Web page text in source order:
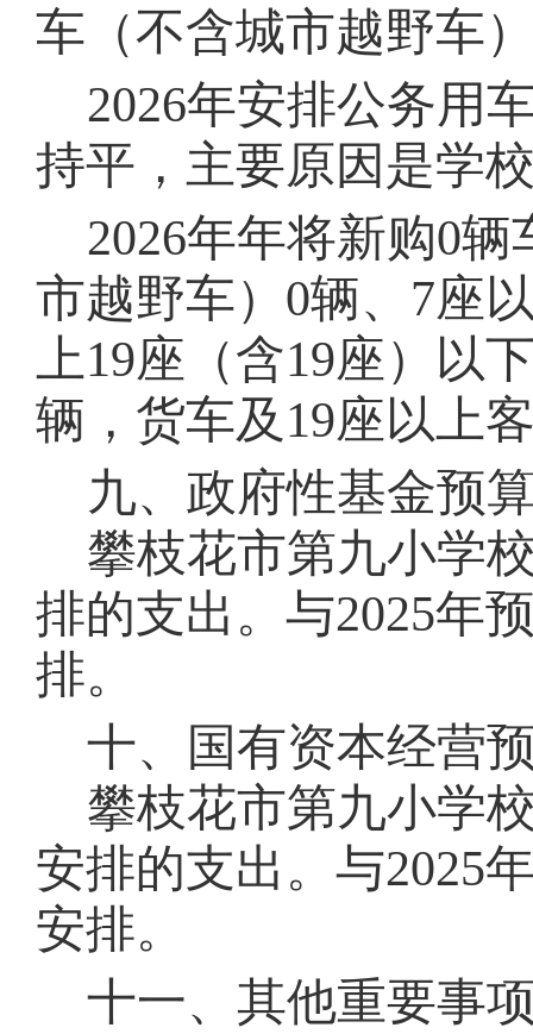
车（不含城市越野车
2026年安排公务用
持平 ，主要原因是学
2026年年将新购0辆
市越野车） 0辆、7座
上19座（含19座）以
辆，货车及19座以上
九、政府性基金预
攀枝花市第九小学
排的支出。 与2025年
排。
十、国有资本经营
攀枝花市第九小学
安排的支出。 与2025
安排。
十一、其他重要事